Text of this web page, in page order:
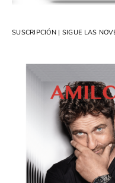
SUSCRIPCIÓN | SIGUE LAS